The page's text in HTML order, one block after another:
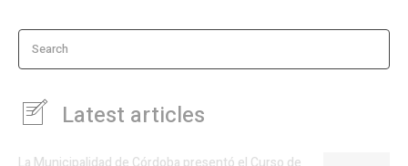
Search
Latest articles